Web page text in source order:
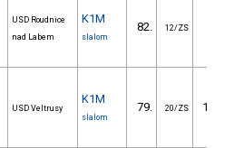
USD Roudnice
nad Labem
K1M
slalom
82. 12/ZS
USD Veltrusy
K1M
slalom
79. 20/ZS